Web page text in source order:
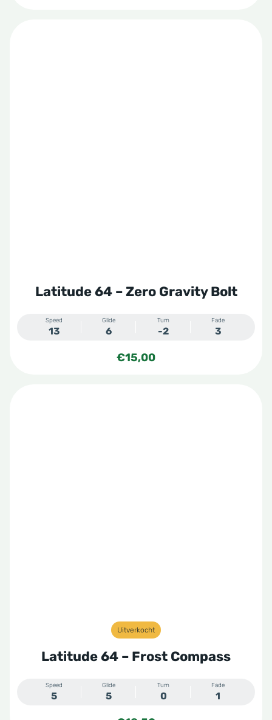
Latitude 64 – Zero Gravity Bolt
Speed
13
Glide
6
Turn
-2
Fade
3
€15,00
Uitverkocht
Latitude 64 – Frost Compass
Speed
5
Glide
5
Turn
0
Fade
1